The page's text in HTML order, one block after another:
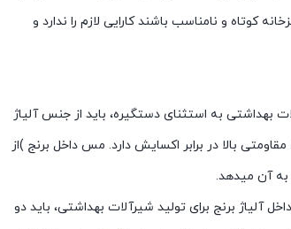
کوتاه و نامناسب باشند کارایی لازم را ندارد و
بهداشتی به استثنای دستگیره، باید از جنس آلیاژ
بالا در برابر اکسایش دارد. مس داخل برنج )از
به آن میدهد.
آلیاژ برنج برای تولید شیرآلات بهداشتی، باید دو